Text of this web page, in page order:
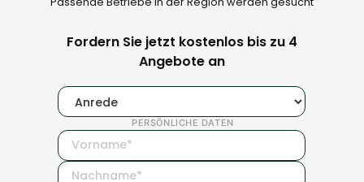
Fordern Sie jetzt kostenlos bis zu 4
Angebote an
PERSÖNLICHE DATEN